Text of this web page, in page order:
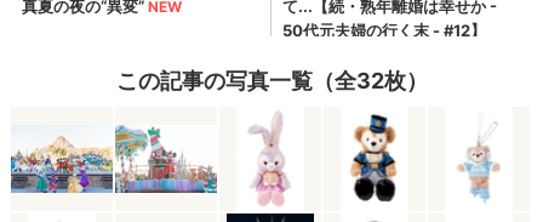
この記事の写真一覧（全32枚）